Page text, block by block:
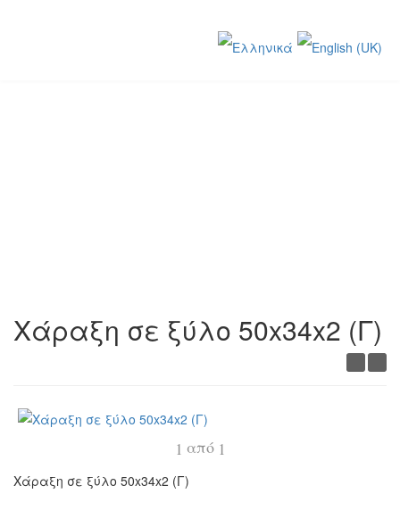
Χάραξη σε ξύλο 50x34x2 (Γ)
1 από 1
Χάραξη σε ξύλο 50x34x2 (Γ)